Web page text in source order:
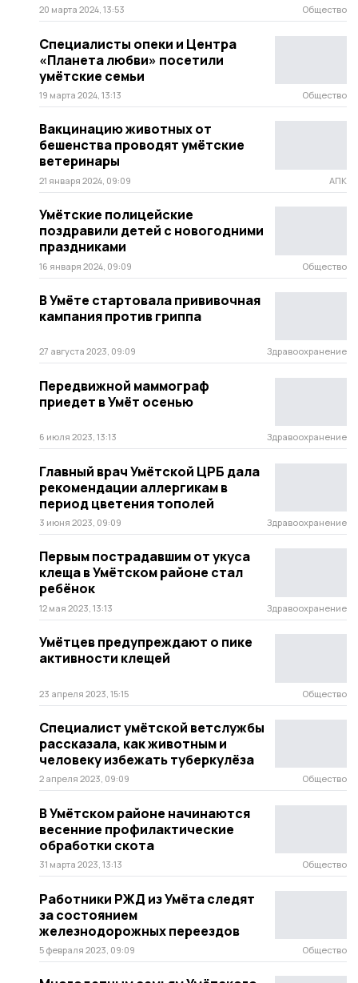
20 марта 2024, 13:53 Общество
Специалисты опеки и Центра
«Планета любви» посетили
умётские семьи
19 марта 2024, 13:13 Общество
Вакцинацию животных от
бешенства проводят умётские
ветеринары
21 января 2024, 09:09 АПК
Умётские полицейские
поздравили детей с новогодними
праздниками
16 января 2024, 09:09 Общество
В Умёте стартовала прививочная
кампания против гриппа
27 августа 2023, 09:09 Здравоохранение
Передвижной маммограф
приедет в Умёт осенью
6 июля 2023, 13:13 Здравоохранение
Главный врач Умётской ЦРБ дала
рекомендации аллергикам в
период цветения тополей
3 июня 2023, 09:09 Здравоохранение
Первым пострадавшим от укуса
клеща в Умётском районе стал
ребёнок
12 мая 2023, 13:13 Здравоохранение
Умётцев предупреждают о пике
активности клещей
23 апреля 2023, 15:15 Общество
Специалист умётской ветслужбы
рассказала, как животным и
человеку избежать туберкулёза
2 апреля 2023, 09:09 Общество
В Умётском районе начинаются
весенние профилактические
обработки скота
31 марта 2023, 13:13 Общество
Работники РЖД из Умёта следят
за состоянием
железнодорожных переездов
5 февраля 2023, 09:09 Общество